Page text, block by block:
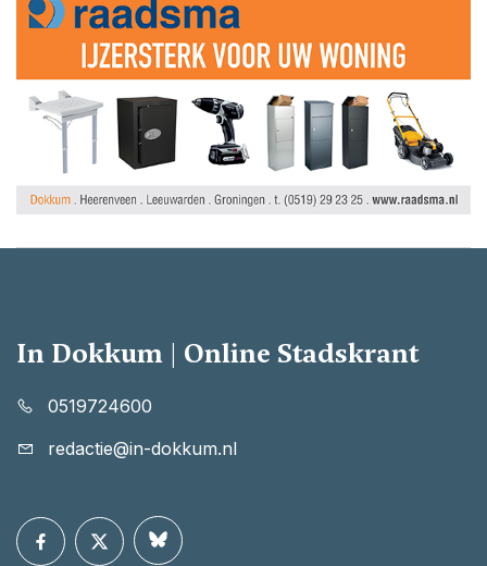
In Dokkum | Online Stadskrant
0519724600
redactie@in-dokkum.nl